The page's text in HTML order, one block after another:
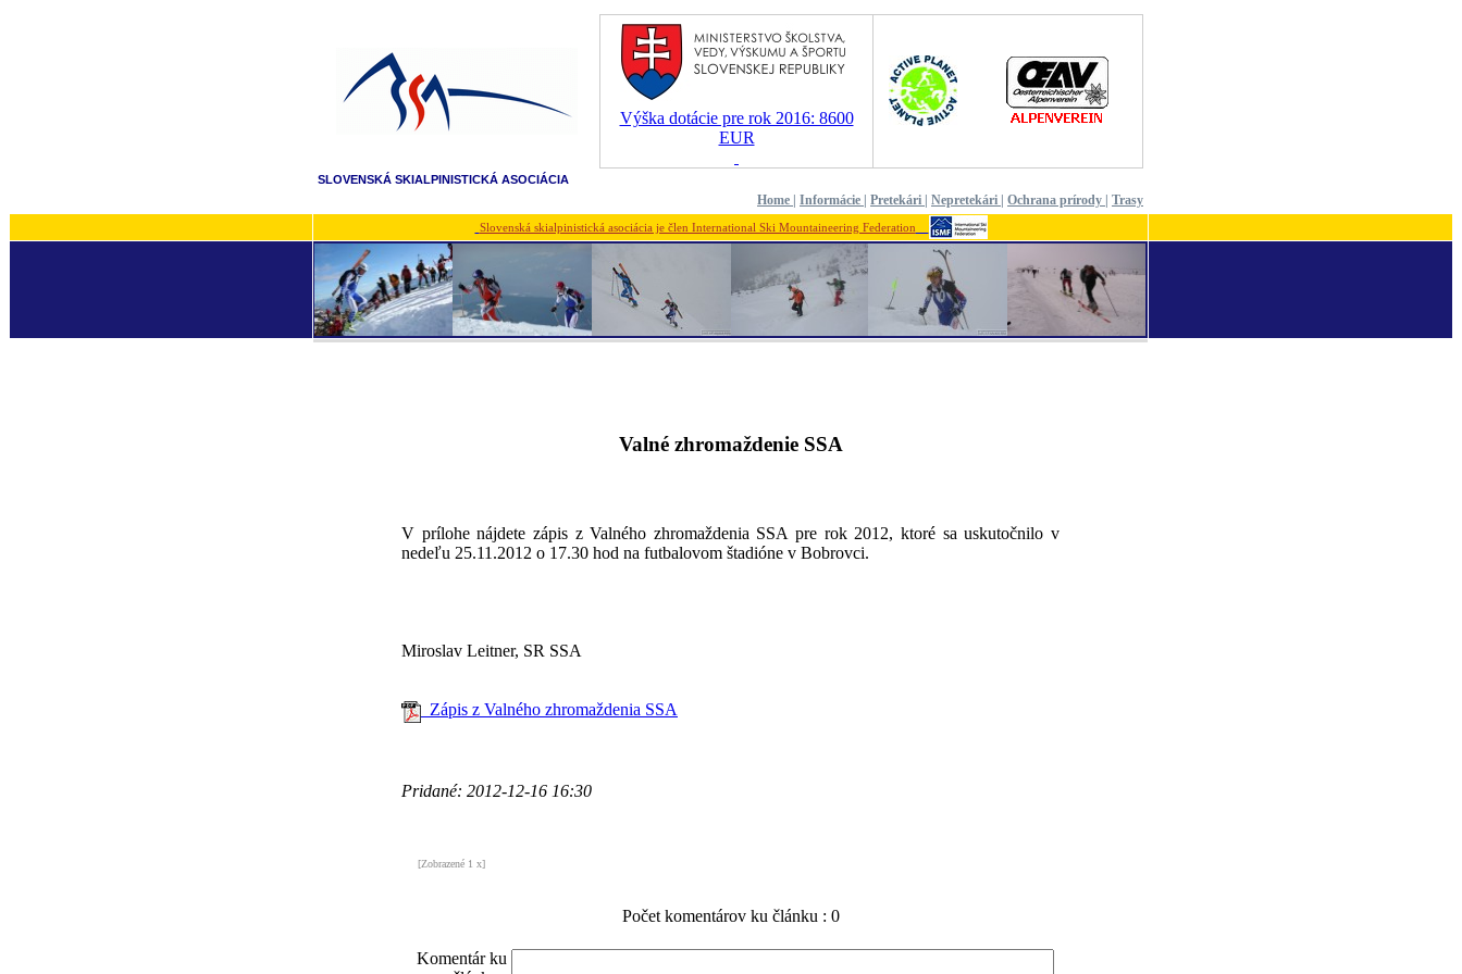
Výška dotácie pre rok 2016: 8600
EUR
SLOVENSKÁ SKIALPINISTICKÁ ASOCIÁCIA
Home Informácie Pretekári Nepretekári Ochrana prírody Trasy
Slovenská skialpinistická asociácia je člen International Ski Mountaineering Federation
Valné zhromaždenie SSA
V prílohe nájdete zápis z Valného zhromaždenia SSA pre rok 2012, ktoré sa uskutočnilo v
nedeľu 25.11.2012 o 17.30 hod na futbalovom štadióne v Bobrovci.
Miroslav Leitner, SR SSA
Zápis z Valného zhromaždenia SSA
Pridané: 2012-12-16 16:30
[Zobrazené 1 x]
Počet komentárov ku článku : 0
Komentár ku